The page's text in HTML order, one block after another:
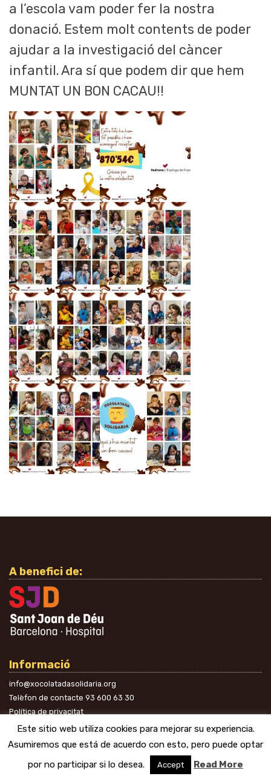
a l’escola vam poder fer la nostra
donació. Estem molt contents de poder
ajudar a la investigació del càncer
infantil. Ara sí que podem dir que hem
MUNTAT UN BON CACAU!!
A benefici de:
Informació
info@xocolatadasolidaria.org
Telèfon de contacte 93 600 63 30
Política de privacitat
A les xarxes
Este sitio web utiliza cookies para mejorar su experiencia.
Asumiremos que está de acuerdo con esto, pero puede optar
por no participar si lo desea.
Accept Read More